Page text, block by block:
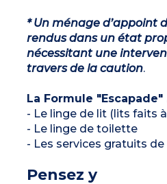
* Un ménage d’appoint
rendus dans un état
nécessitant une
travers de la caution.
La Formule "Escapade"
- Le linge de lit (lits faits
- Le linge de toilette
- Les services gratuits
Pensez y